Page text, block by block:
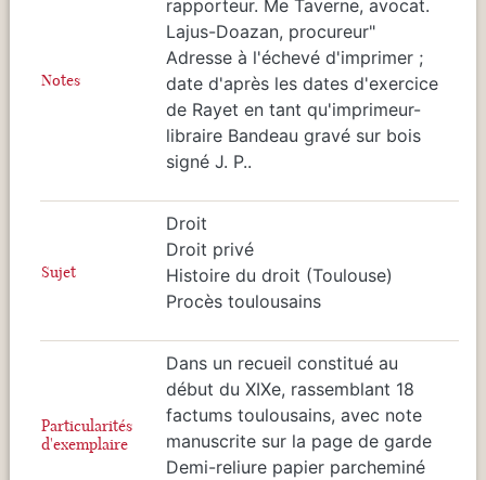
Notes
rapporteur. Me Taverne, avocat.
Lajus-Doazan, procureur"
Adresse à l'échevé d'imprimer ;
date d'après les dates d'exercice
de Rayet en tant qu'imprimeur-
libraire Bandeau gravé sur bois
signé J. P..
Sujet
Droit
Droit privé
Histoire du droit (Toulouse)
Procès toulousains
Particularités
d'exemplaire
Dans un recueil constitué au
début du XIXe, rassemblant 18
factums toulousains, avec note
manuscrite sur la page de garde
Demi-reliure papier parcheminé